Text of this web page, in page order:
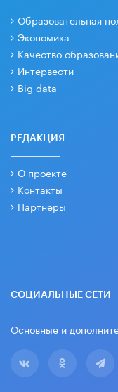
Образовательная
Экономика
Качество
Интервести
Big data
РЕДАКЦИЯ
О проекте
Контакты
Партнеры
СОЦИАЛЬНЫЕ СЕТИ
Основные и